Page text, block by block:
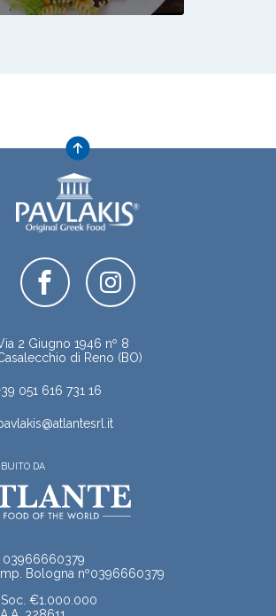
2 Giugno 1946 nº 8
di Reno (BO)
051 616 731 16
DA
03966660379
Bologna nº0396660379
Soc. €1.000.000